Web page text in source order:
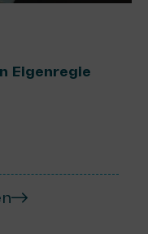
Eigenregie